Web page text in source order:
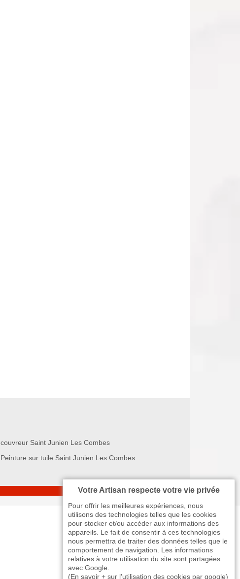
couvreur Saint Junien Les Combes
Peinture sur tuile Saint Junien Les Combes
Votre Artisan respecte votre vie privée
Pour offrir les meilleures expériences, nous
utilisons des technologies telles que les cookies
pour stocker et/ou accéder aux informations des
appareils. Le fait de consentir à ces technologies
nous permettra de traiter des données telles que le
comportement de navigation. Les informations
relatives à votre utilisation du site sont partagées
avec Google.
(En savoir + sur l'utilisation des cookies par google)